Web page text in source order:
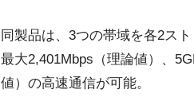
同製品は、3つの帯域を各2ス
最大2,401Mbps（理論値）、
値）の高速通信が可能。